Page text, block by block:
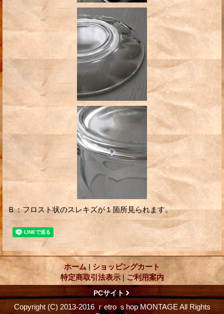
Ｂ：フロスト状のスレキズが１箇所見られます。
ホーム | ショッピングカート
特定商取引法表示 | ご利用案内
PCサイト
Copyright (C) 2013-2016 ｒetro ｓhop MONTAGE All Rights